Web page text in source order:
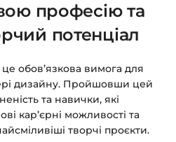
професію та
потенціал
обов’язкова вимога для
дизайну. Пройшовши цей
та навички, які
кар’єрні можливості та
творчі проєкти.